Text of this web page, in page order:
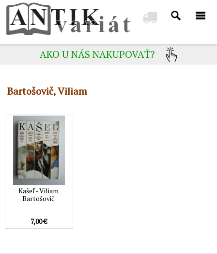
AKO U NÁS NAKUPOVAŤ?
Bartošovič, Viliam
Kašeľ - Viliam
Bartošovič
7,00 €